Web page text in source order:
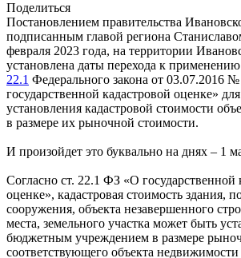
Поделиться
Постановлением правительства
подписанным главой региона
февраля 2023 года, на территории
установлена даты перехода к
22.1 Федерального закона от 03.07.2016
государственной кадастровой оценке»
установления кадастровой стоимости
в размере их рыночной стоимости.
И произойдет это буквально на днях – 1
Согласно ст. 22.1 ФЗ «О государственной
оценке», кадастровая стоимость здания,
сооружения, объекта незавершенного
места, земельного участка может быть
бюджетным учреждением в размере
соответствующего объекта